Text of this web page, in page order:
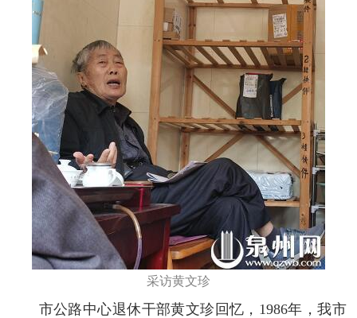
采访黄文珍
市公路中心退休干部黄文珍回忆，1986年，我市